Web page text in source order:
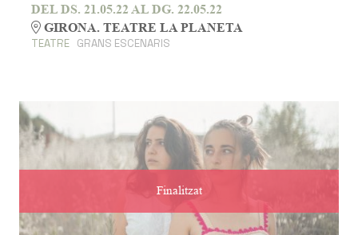
DEL DS. 21.05.22 AL DG. 22.05.22
GIRONA. TEATRE LA PLANETA
TEATRE GRANS ESCENARIS
Finalitzat